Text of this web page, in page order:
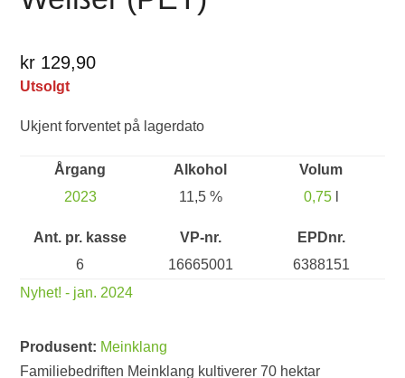
kr 129,90
Utsolgt
Ukjent forventet på lagerdato
Årgang
2023
Alkohol
11,5 %
Volum
0,75l
Ant. pr. kasse
6
VP-nr.
16665001
EPDnr.
6388151
Nyhet! - jan. 2024
Produsent: Meinklang
Familiebedriften Meinklang kultiverer 70 hektar